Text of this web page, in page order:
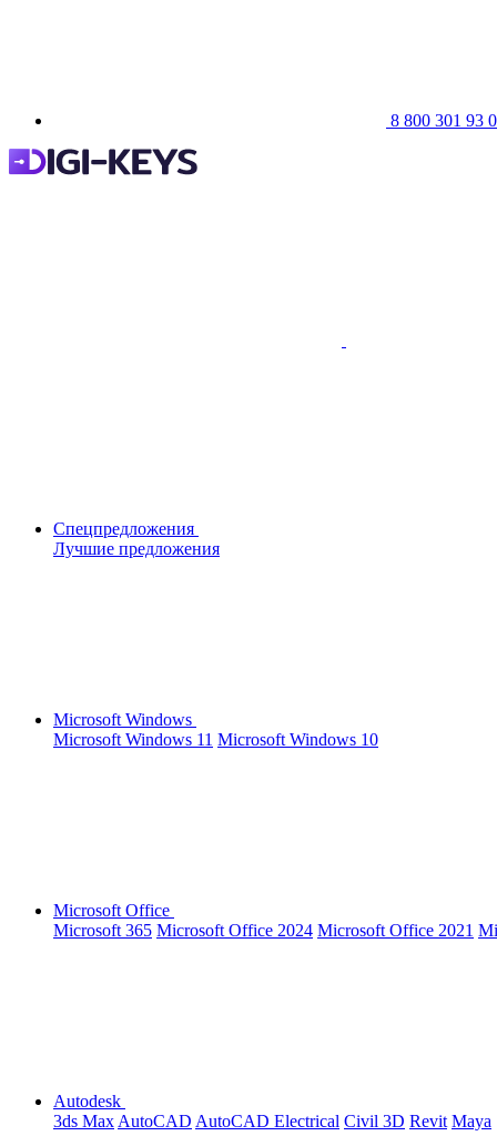
8 800 301 93
Спецпредложения
Лучшие предложения
Microsoft Windows
Microsoft Windows 11 Microsoft Windows 10
Microsoft Office
Microsoft 365 Microsoft Office 2024 Microsoft Office 2021
Autodesk
3ds Max AutoCAD AutoCAD Electrical Civil 3D Revit Maya